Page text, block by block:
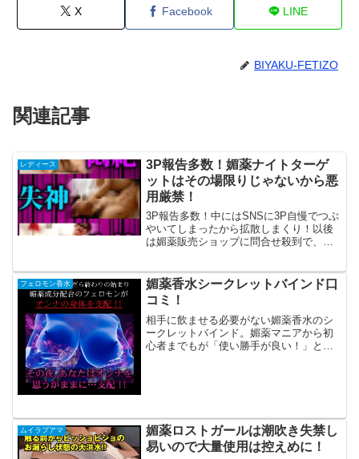
X Facebook LINE
BIYAKU-FETIZO
関連記事
レディース
3P報告多数！媚薬ナイトターゲ
ットはその場限りじゃないから悪
用厳禁！
3P報告多数！中にはSNSに3P自慢でつぶ
やいてしまったから拡散しまくり！以後
は媚薬販売ショップに問合せ殺到で、発
のか？ダメなのか？迷った時点で手に入
らなくなる可...
フェロモン香水
媚薬香水シークレットバインド口
コミ！
相手に飲ませる必要がない媚薬香水のシ
ークレットバインド。媚薬マニアから初
心者までもが「使い勝手が良い！」と評
ムイラプアマ
媚薬ロストガールは潮吹き失禁し
易いので大量使用は控えめに！